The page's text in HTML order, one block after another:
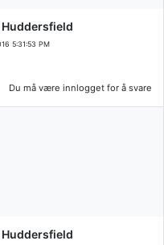
Huddersfield
5:31:53 PM
Du må være innlogget for å svare
Huddersfield